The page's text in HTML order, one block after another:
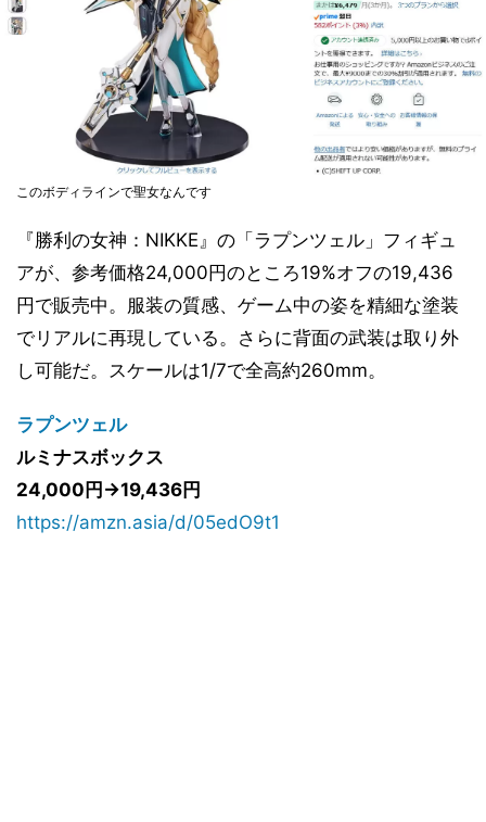
このボディラインで聖女なんです
『勝利の女神：NIKKE』の「ラプンツェル」フィギュ
アが、参考価格24,000円のところ19%オフの19,436
円で販売中。服装の質感、ゲーム中の姿を精細な塗装
でリアルに再現している。さらに背面の武装は取り外
し可能だ。スケールは1/7で全高約260mm。
ラプンツェル
ルミナスボックス
24,000円→19,436円
https://amzn.asia/d/05edO9t1